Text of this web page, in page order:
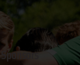
Sponsors